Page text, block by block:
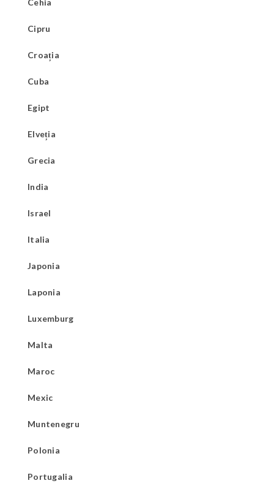
Cehia
Cipru
Croația
Cuba
Egipt
Elveția
Grecia
India
Israel
Italia
Japonia
Laponia
Luxemburg
Malta
Maroc
Mexic
Muntenegru
Polonia
Portugalia